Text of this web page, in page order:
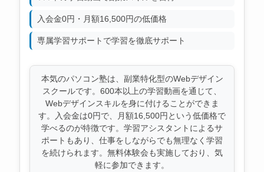
入会金0円・月額16,500円の低価格
専属学習サポートで学習を徹底サポート
本気のパソコン塾は、副業特化型のWebデザイン
スクールです。600本以上の学習動画を通じて、
Webデザインスキルを身に付けることができま
す。入会金は0円で、月額16,500円という低価格で
学べるのが特徴です。学習アシスタントによるサ
ポートもあり、仕事をしながらでも無理なく学習
を続けられます。無料体験会も実施しており、気
軽に参加できます。